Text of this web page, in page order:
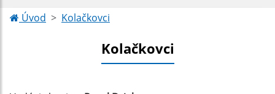
Úvod Kolačkovci
Kolačkovci